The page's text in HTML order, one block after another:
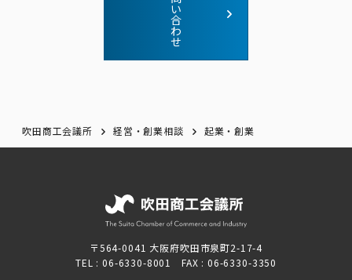
い
合
わ
せ
吹田商工会議所 経営・創業相談 起業・創業
〒564-0041 大阪府吹田市泉町2-17-4
TEL : 06-6330-8001 FAX : 06-6330-3350